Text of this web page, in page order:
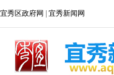
宜秀区政府网 宜秀新闻网